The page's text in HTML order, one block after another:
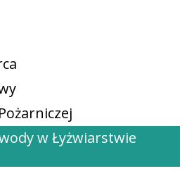
w Łyżwiarstwie